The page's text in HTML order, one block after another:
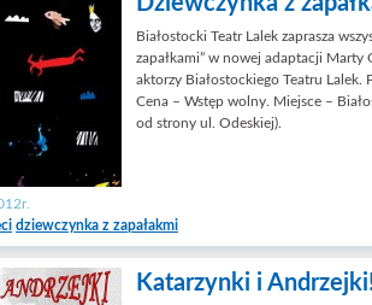
Białostocki Teatr Lalek zaprasza
zapałkami” w nowej adaptacji Marty
aktorzy Białostockiego Teatru Lalek.
Cena – Wstęp wolny. Miejsce –
od strony ul. Odeskiej).
dziewczynka z zapałakmi
Katarzynki i